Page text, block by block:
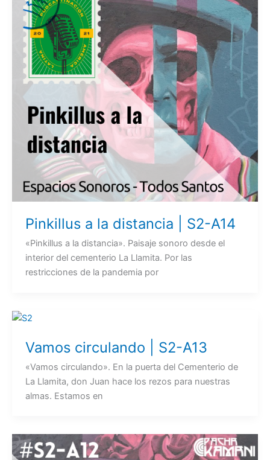
Pinkillus a la distancia | S2-A14
«Pinkillus a la distancia». Paisaje sonoro desde el
interior del cementerio La Llamita. Por las
restricciones de la pandemia por
Vamos circulando | S2-A13
«Vamos circulando». En la puerta del Cementerio de
La Llamita, don Juan hace los rezos para nuestras
almas. Estamos en